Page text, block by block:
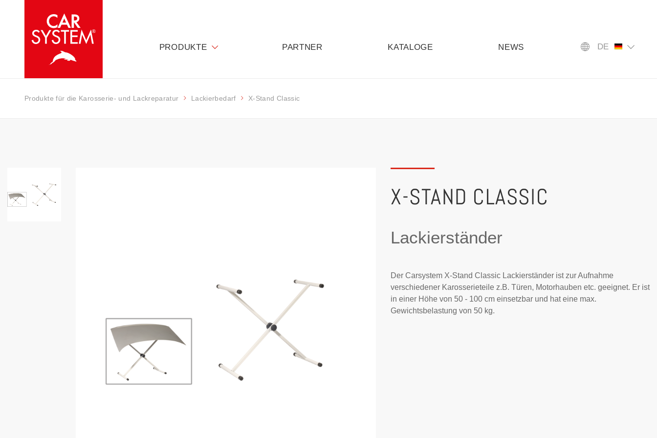
PRODUKTE PARTNER KATALOGE NEWS DE
Produkte für die Karosserie- und Lackreparatur Lackierbedarf X-Stand Classic
X-STAND CLASSIC
Lackierständer
Der Carsystem X-Stand Classic Lackierständer ist zur Aufnahme
verschiedener Karosserieteile z.B. Türen, Motorhauben etc. geeignet. Er ist
in einer Höhe von 50 - 100 cm einsetzbar und hat eine max.
Gewichtsbelastung von 50 kg.